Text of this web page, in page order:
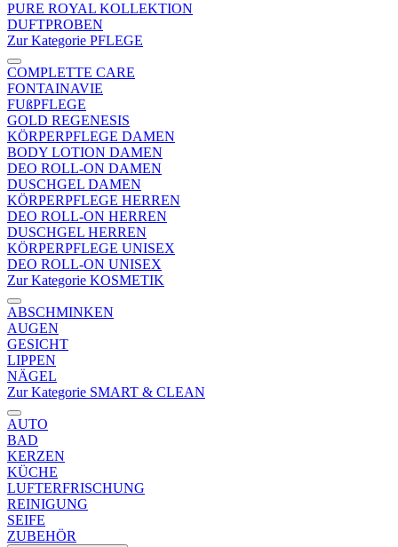
PURE ROYAL KOLLEKTION
DUFTPROBEN
Zur Kategorie PFLEGE
COMPLETTE CARE
FONTAINAVIE
FUßPFLEGE
GOLD REGENESIS
KÖRPERPFLEGE DAMEN
BODY LOTION DAMEN
DEO ROLL-ON DAMEN
DUSCHGEL DAMEN
KÖRPERPFLEGE HERREN
DEO ROLL-ON HERREN
DUSCHGEL HERREN
KÖRPERPFLEGE UNISEX
DEO ROLL-ON UNISEX
Zur Kategorie KOSMETIK
ABSCHMINKEN
AUGEN
GESICHT
LIPPEN
NÄGEL
Zur Kategorie SMART & CLEAN
AUTO
BAD
KERZEN
KÜCHE
LUFTERFRISCHUNG
REINIGUNG
SEIFE
ZUBEHÖR